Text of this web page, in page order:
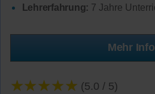
Lehrerfahrung: 7 Jahre
Mehr
★★★★★ (5.0 / 5)